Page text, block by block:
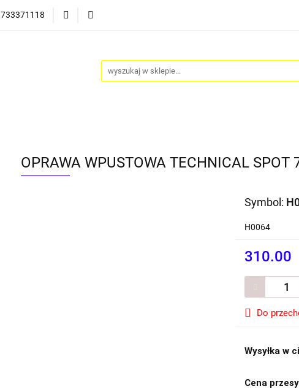
733371118
LAMPY AKCESORIA
OPRAWA WPUSTOWA TECHNICAL SPOT
Symbol:
H0064
310.00
Do
Wysyłka w
Cena